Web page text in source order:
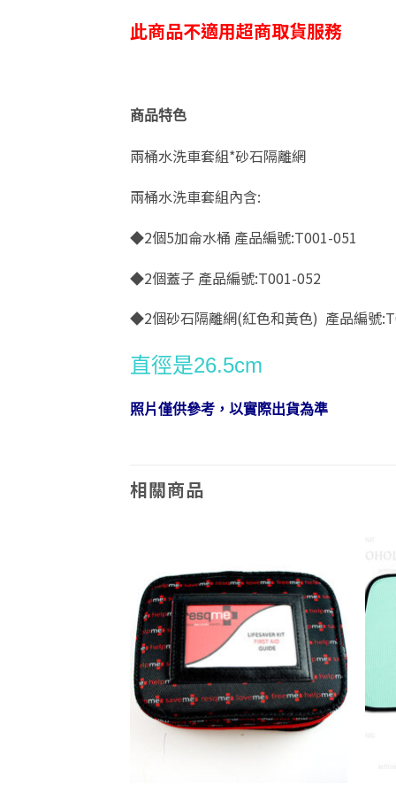
此商品不適用超商取貨服務
商品特色
兩桶水洗車套組*砂石隔離網
兩桶水洗車套組內含:
◆2個5加侖水桶 產品編號:T001-051
◆2個蓋子 產品編號:T001-052
◆2個砂石隔離網(紅色和黃色) 產品編號
直徑是26.5cm
照片僅供參考，以實際出貨為準
相關商品
Add to
wishlist